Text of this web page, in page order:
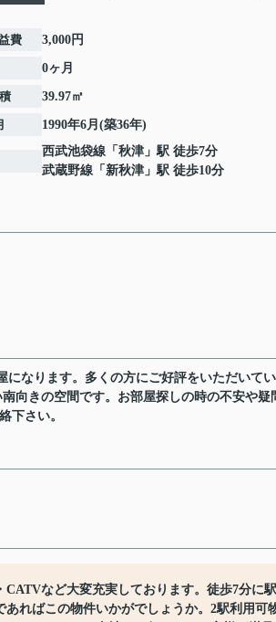
費 3,000円
0ヶ月
39.97㎡
1990年6月(築36年)
西武池袋線 「 秋津 」駅 徒歩7分
武蔵野線 「 新秋津 」駅 徒歩10分
なります。多くの方にご好評をいただいて
向きの空間です。お部屋探しの時の不安や疑
下さい。
など大変充実しております。徒歩7分に駅
ればこの物件いかがでしょうか。2駅利用可